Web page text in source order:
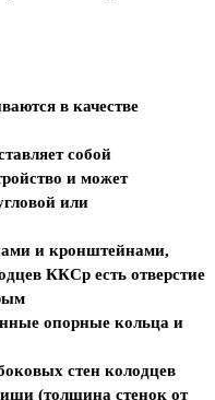
в качестве
собой
и может
или
и кронштейнами,
ККСр есть отверстие
опорные кольца и
стен колодцев
(толщина стенок от